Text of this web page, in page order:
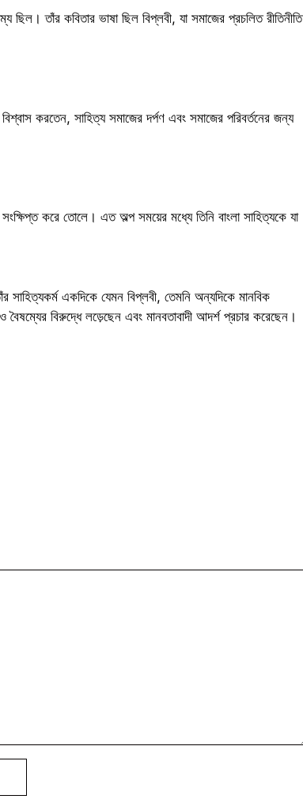
তাঁর কবিতার ভাষা ছিল বিপ্লবী, যা সমাজের প্রচলিত রীতিনীতি
করতেন, সাহিত্য সমাজের দর্পণ এবং সমাজের পরিবর্তনের জন্য
করে তোলে। এত অল্প সময়ের মধ্যে তিনি বাংলা সাহিত্যকে যা
সাহিত্যকর্ম একদিকে যেমন বিপ্লবী, তেমনি অন্যদিকে মানবিক
বিরুদ্ধে লড়েছেন এবং মানবতাবাদী আদর্শ প্রচার করেছেন।